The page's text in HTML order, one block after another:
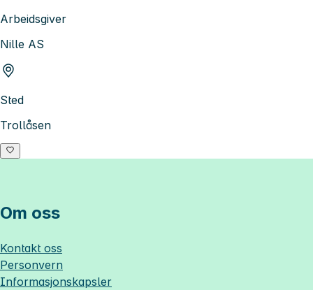
Arbeidsgiver
Nille AS
Sted
Trollåsen
Om oss
Kontakt oss
Personvern
Informasjonskapsler